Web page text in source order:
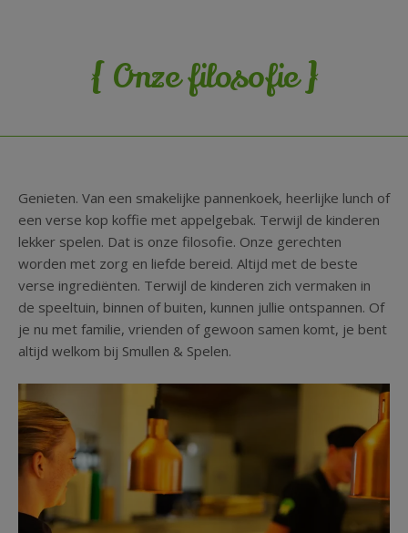
{ Onze filosofie }
Genieten. Van een smakelijke pannenkoek, heerlijke lunch of
een verse kop koffie met appelgebak. Terwijl de kinderen
lekker spelen. Dat is onze filosofie. Onze gerechten
worden met zorg en liefde bereid. Altijd met de beste
verse ingrediënten. Terwijl de kinderen zich vermaken in
de speeltuin, binnen of buiten, kunnen jullie ontspannen. Of
je nu met familie, vrienden of gewoon samen komt, je bent
altijd welkom bij Smullen & Spelen.